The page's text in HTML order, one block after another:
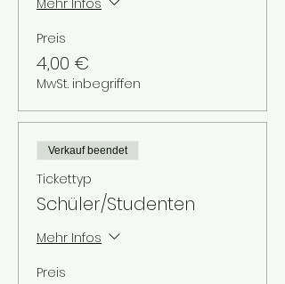
Preis
4,00 €
MwSt. inbegriffen
Verkauf beendet
Tickettyp
Schüler/Studenten
Mehr Infos
Preis